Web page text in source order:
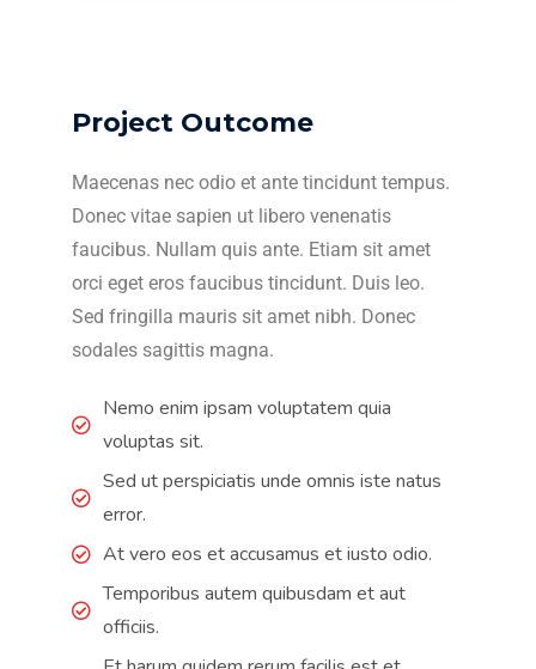
Project Outcome
Maecenas nec odio et ante tincidunt tempus.
Donec vitae sapien ut libero venenatis
faucibus. Nullam quis ante. Etiam sit amet
orci eget eros faucibus tincidunt. Duis leo.
Sed fringilla mauris sit amet nibh. Donec
sodales sagittis magna.
Nemo enim ipsam voluptatem quia
voluptas sit.
Sed ut perspiciatis unde omnis iste natus
error.
At vero eos et accusamus et iusto odio.
Temporibus autem quibusdam et aut
officiis.